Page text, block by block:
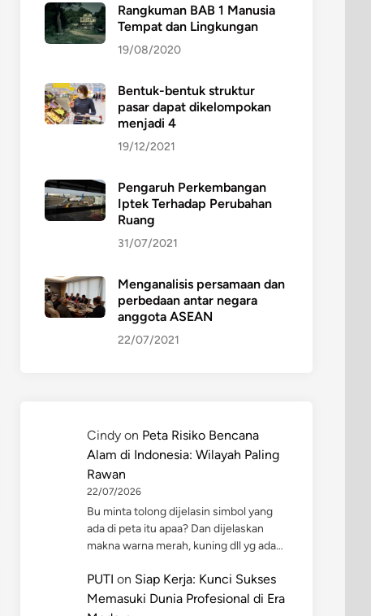
Rangkuman BAB 1 Manusia
Tempat dan Lingkungan
19/08/2020
Bentuk-bentuk struktur
pasar dapat dikelompokan
menjadi 4
19/12/2021
Pengaruh Perkembangan
Iptek Terhadap Perubahan
Ruang
31/07/2021
Menganalisis persamaan dan
perbedaan antar negara
anggota ASEAN
22/07/2021
Cindy on Peta Risiko Bencana
Alam di Indonesia: Wilayah Paling
Rawan
22/07/2026
Bu minta tolong dijelasin simbol yang
ada di peta itu apaa? Dan dijelaskan
makna warna merah, kuning dll yg ada…
PUTI on Siap Kerja: Kunci Sukses
Memasuki Dunia Profesional di Era